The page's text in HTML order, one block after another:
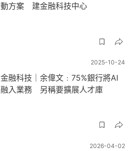
動方案 建金融科技中心
2025-10-24
金融科技｜余偉文﹕75%銀行將AI
融入業務 另稱要擴展人才庫
2026-04-02